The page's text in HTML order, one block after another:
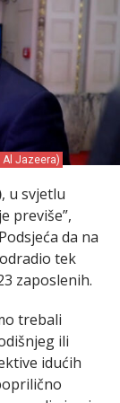
Jazeera)
, u svjetlu
previše”,
da na
tek
zaposlenih.
trebali
ili
idućih